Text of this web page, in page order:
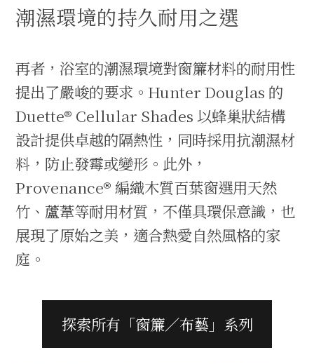
潮濕環境的持久耐用之選
再者，浴室的潮濕環境對窗簾材料的耐用性
提出了嚴峻的要求。Hunter Douglas 的
Duette® Cellular Shades 以蜂巢狀結構
設計提供卓越的隔熱性，同時採用抗潮濕材
料，防止發霉或變形。此外，
Provenance® 編織木質百葉窗選用天然
竹、蘆葦等耐用材質，不僅具環保意識，也
展現了原始之美，適合熱愛自然風格的家
庭。
探索所有「窗簾／布藝」系列